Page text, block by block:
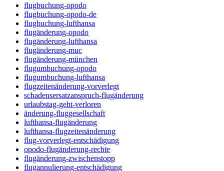
flugbuchung-opodo
flugbuchung-opodo-de
flugbuchung-lufthansa
flugänderung-opodo
flugänderung-lufthansa
flugänderung-muc
flugänderung-münchen
flugumbuchung-opodo
flugumbuchung-lufthansa
flugzeitenänderung-vorverlegt
schadensersatzanspruch-flugänderung
urlaubstag-geht-verloren
änderung-fluggesellschaft
lufthansa-flugänderung
lufthansa-flugzeitenänderung
flug-vorverlegt-entschädigung
opodo-flugänderung-rechte
flugänderung-zwischenstopp
flugannulierung-entschädigung